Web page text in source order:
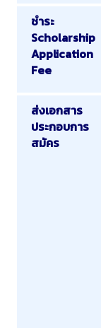
ชำระ
Scholarship
Application
Fee
ส่งเอกสาร
ประกอบการ
สมัคร